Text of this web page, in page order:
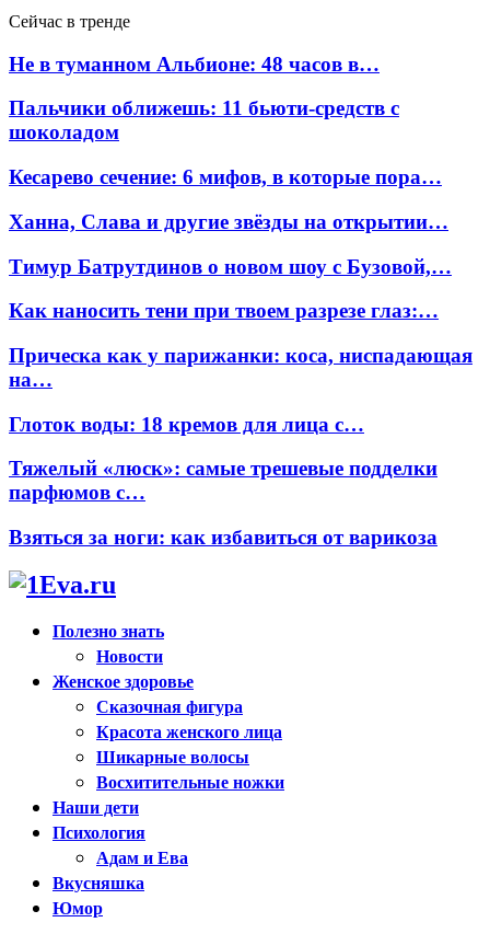
Сейчас в тренде
Не в туманном Альбионе: 48 часов в…
Пальчики оближешь: 11 бьюти-средств с
шоколадом
Кесарево сечение: 6 мифов, в которые пора…
Ханна, Слава и другие звёзды на открытии…
Тимур Батрутдинов о новом шоу с Бузовой,…
Как наносить тени при твоем разрезе глаз:…
Прическа как у парижанки: коса, ниспадающая
на…
Глоток воды: 18 кремов для лица с…
Тяжелый «люск»: самые трешевые подделки
парфюмов с…
Взяться за ноги: как избавиться от варикоза
Полезно знать
Новости
Женское здоровье
Сказочная фигура
Красота женского лица
Шикарные волосы
Восхитительные ножки
Наши дети
Психология
Адам и Ева
Вкусняшка
Юмор